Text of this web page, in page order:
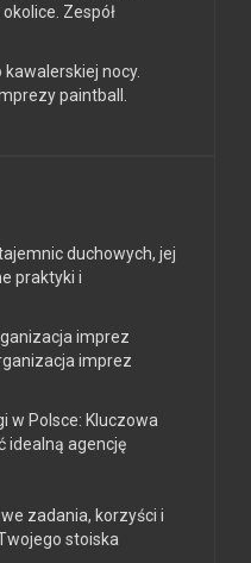
Zespół
nocy.
paintball.
duchowych, jej
praktyki i
imprez
imprez
w Polsce: Kluczowa
idealną agencję
zadania, korzyści i
stoiska